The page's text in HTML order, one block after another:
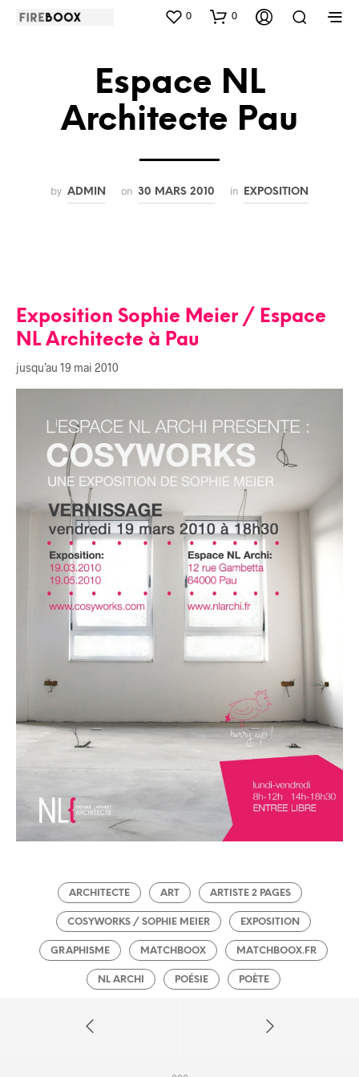
0 0
Espace NL
Architecte Pau
by ADMIN on 30 MARS 2010 in EXPOSITION
Exposition Sophie Meier / Espace
NL Architecte à Pau
jusqu’au 19 mai 2010
ARCHITECTE ART ARTISTE 2 PAGES
COSYWORKS / SOPHIE MEIER EXPOSITION
GRAPHISME MATCHBOOX MATCHBOOX.FR
NL ARCHI POÉSIE POÈTE